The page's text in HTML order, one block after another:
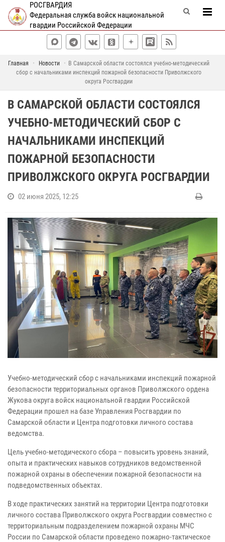
РОСГВАРДИЯ
Федеральная служба войск национальной
гвардии Российской Федерации
Главная Новости
В Самарской области состоялся учебно-методический
сбор с начальниками инспекций пожарной безопасности Приволжского
округа Росгвардии
В САМАРСКОЙ ОБЛАСТИ СОСТОЯЛСЯ
УЧЕБНО-МЕТОДИЧЕСКИЙ СБОР С
НАЧАЛЬНИКАМИ ИНСПЕКЦИЙ
ПОЖАРНОЙ БЕЗОПАСНОСТИ
ПРИВОЛЖСКОГО ОКРУГА РОСГВАРДИИ
02 июня 2025, 12:25
Учебно-методический сбор с начальниками инспекций пожарной
безопасности территориальных органов Приволжского ордена
Жукова округа войск национальной гвардии Российской
Федерации прошел на базе Управления Росгвардии по
Самарской области и Центра подготовки личного состава
ведомства.
Цель учебно-методического сбора – повысить уровень знаний,
опыта и практических навыков сотрудников ведомственной
пожарной охраны в обеспечении пожарной безопасности на
подведомственных объектах.
В ходе практических занятий на территории Центра подготовки
личного состава Приволжского округа Росгвардии совместно с
территориальным подразделением пожарной охраны МЧС
России по Самарской области проведено пожарно-тактическое